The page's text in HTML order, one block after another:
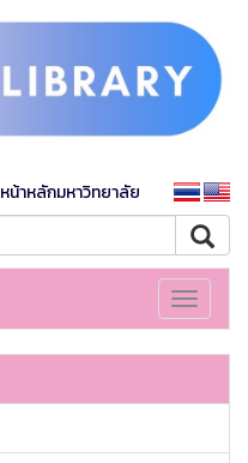
หน้าหลักมหาวิทยาลัย
Toggle